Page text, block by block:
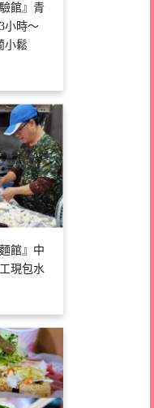
館』青
小時～
小鬆
館』中
現包水